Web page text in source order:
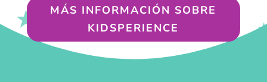
MÁS INFORMACIÓN SOBRE
KIDSPERIENCE